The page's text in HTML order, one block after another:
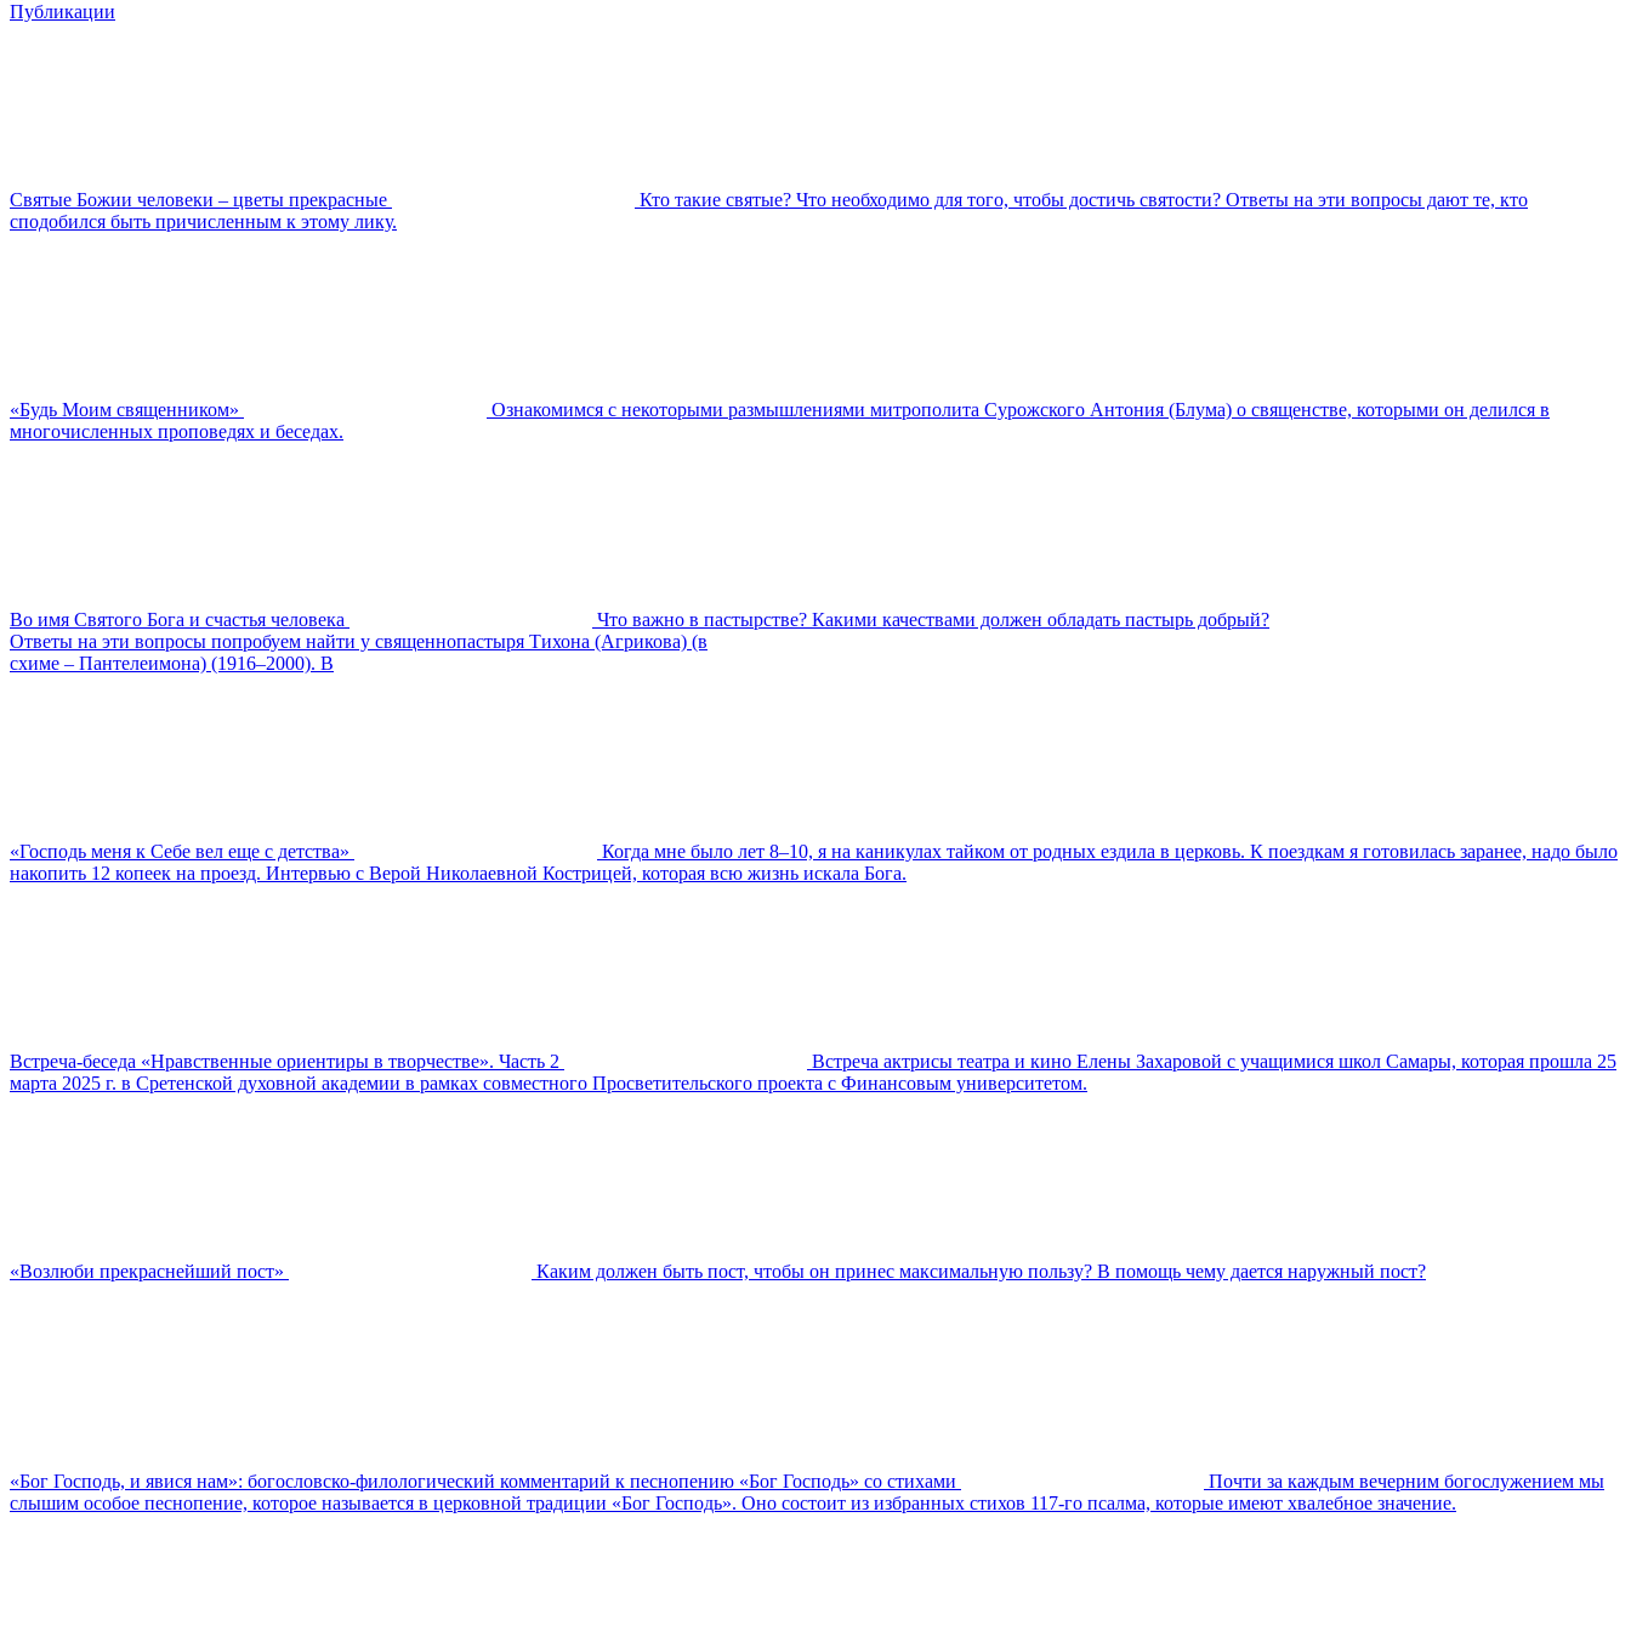
Публикации
Святые Божии человеки – цветы прекрасные
Кто такие святые? Что необходимо для того, чтобы достичь святости? Ответы на эти вопросы дают те, кто
сподобился быть причисленным к этому лику.
«Будь Моим священником»
Ознакомимся с некоторыми размышлениями митрополита Сурожского Антония (Блума) о священстве, которыми он делился в
многочисленных проповедях и беседах.
Во имя Святого Бога и счастья человека
Что важно в пастырстве? Какими качествами должен обладать пастырь добрый?
Ответы на эти вопросы попробуем найти у священнопастыря Тихона (Агрикова) (в
схиме – Пантелеимона) (1916–2000). В
«Господь меня к Себе вел еще с детства»
Когда мне было лет 8–10, я на каникулах тайком от родных ездила в церковь. К поездкам я готовилась заранее, надо было
накопить 12 копеек на проезд. Интервью с Верой Николаевной Кострицей, которая всю жизнь искала Бога.
Встреча-беседа «Нравственные ориентиры в творчестве». Часть 2
Встреча актрисы театра и кино Елены Захаровой с учащимися школ Самары, которая прошла 25
марта 2025 г. в Сретенской духовной академии в рамках совместного Просветительского проекта с Финансовым университетом.
«Возлюби прекраснейший пост» Каким должен быть пост, чтобы он принес максимальную пользу? В помощь чему дается наружный пост?
«Бог Господь, и явися нам»: богословско-филологический комментарий к песнопению «Бог Господь» со стихами
Почти за каждым вечерним богослужением мы
слышим особое песнопение, которое называется в церковной традиции «Бог Господь». Оно состоит из избранных стихов 117-го псалма, которые имеют хвалебное значение.